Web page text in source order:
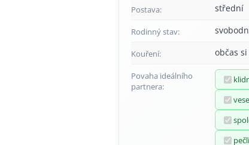
Postava: střední
Rodinný stav:
Kouření: občas
Povaha ideálního
partnera: